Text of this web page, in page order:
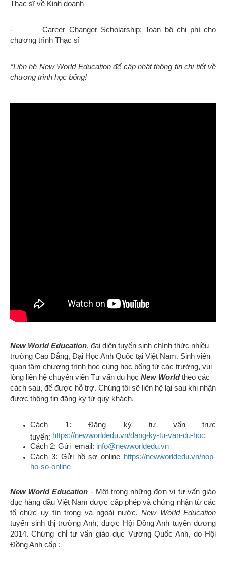
Thạc sĩ về Kinh doanh
- Career Changer Scholarship: Toàn bộ chi phí cho
chương trình Thạc sĩ
*Liên hệ New World Education để cập nhật thông tin chi tiết về
chương trình học bổng!
New World Education, đại diện tuyển sinh chính thức nhiều
trường Cao Đẳng, Đại Học Anh Quốc tại Việt Nam. Sinh viên
quan tâm chương trình học cùng học bổng từ các trường, vui
lòng liên hệ chuyên viên Tư vấn du học New World theo các
cách sau, để được hỗ trợ. Chúng tôi sẽ liên hệ lại sau khi nhận
được thông tin đăng ký từ quý khách.
Cách 1: Đăng ký tư vấn trực
tuyến: https://newworldedu.vn/dang-ky-tu-van-du-hoc
Cách 2: Gửi email: info@newworldedu.vn
Cách 3: Gửi hồ sơ online https://newworldedu.vn/nop-
ho-so-online
New World Education - Một trong những đơn vị tư vấn giáo
dục hàng đầu Việt Nam được cấp phép và chứng nhận từ các
tổ chức uy tín trong và ngoài nước.New World Education
tuyển sinh thị trường Anh, được Hội Đồng Anh tuyên dương
2014. Chứng chỉ tư vấn giáo dục Vương Quốc Anh, do Hội
Đồng Anh cấp :